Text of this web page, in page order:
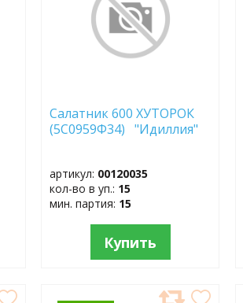
Салатник 600 ХУТОРОК
(5С0959Ф34) "Идиллия"
артикул: 00120035
кол-во в уп.: 15
мин. партия: 15
Купить